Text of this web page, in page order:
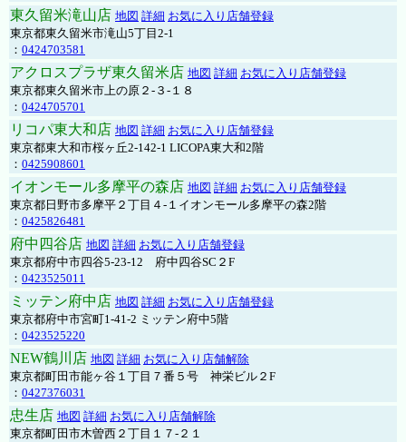
東久留米滝山店 地図 詳細 お気に入り店舗登録
東京都東久留米市滝山5丁目2-1
： 0424703581
アクロスプラザ東久留米店 地図 詳細 お気に入り店舗登録
東京都東久留米市上の原２-３-１８
： 0424705701
リコパ東大和店 地図 詳細 お気に入り店舗登録
東京都東大和市桜ヶ丘2-142-1 LICOPA東大和2階
： 0425908601
イオンモール多摩平の森店 地図 詳細 お気に入り店舗登録
東京都日野市多摩平２丁目４-１イオンモール多摩平の森2階
： 0425826481
府中四谷店 地図 詳細 お気に入り店舗登録
東京都府中市四谷5-23-12 府中四谷SC２F
： 0423525011
ミッテン府中店 地図 詳細 お気に入り店舗登録
東京都府中市宮町1-41-2 ミッテン府中5階
： 0423525220
NEW鶴川店 地図 詳細 お気に入り店舗解除
東京都町田市能ヶ谷１丁目７番５号 神栄ビル２F
： 0427376031
忠生店 地図 詳細 お気に入り店舗解除
東京都町田市木曽西２丁目１７-２１